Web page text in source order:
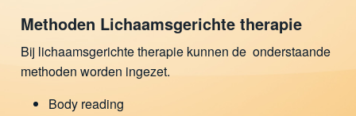
Methoden Lichaamsgerichte therapie
Bij lichaamsgerichte therapie kunnen de onderstaande
methoden worden ingezet.
Body reading